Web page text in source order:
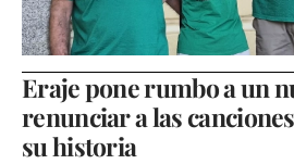
Eraje pone rumbo a un
renunciar a las
su historia